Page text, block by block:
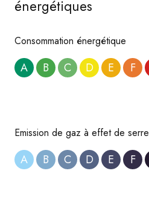
énergétiques
Consommation énergétique
A B C D E F
Emission de gaz à effet de serre
A B C D E F